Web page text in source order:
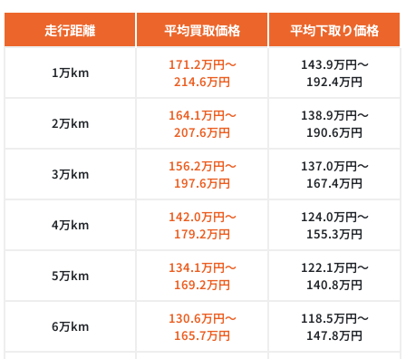
走行距離 平均買取価格 平均下取り価格
1万km
171.2万円～
214.6万円
143.9万円～
192.4万円
2万km
164.1万円～
207.6万円
138.9万円～
190.6万円
3万km
156.2万円～
197.6万円
137.0万円～
167.4万円
4万km
142.0万円～
179.2万円
124.0万円～
155.3万円
5万km
134.1万円～
169.2万円
122.1万円～
140.8万円
6万km
130.6万円～
165.7万円
118.5万円～
147.8万円